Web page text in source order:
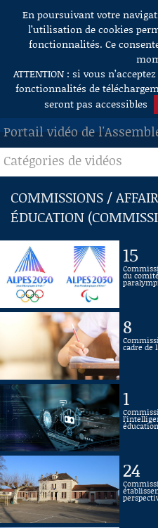
Aller au contenu
En poursuivant votre
l’utilisation de cookies
fonctionnalités. Ce
ATTENTION : si vous
fonctionnalités de
seront pas accessibles
Portail vidéo de
ACCUEIL
EN DIRECT
À LA DEMANDE
RECHERCHE
AIDE À LA DÉCOUPE
DE VIDÉOS
Catégories de vidéos
Questions au
COMMISSIONS /
ÉDUCATION
15
du
8
cadre de
1
24